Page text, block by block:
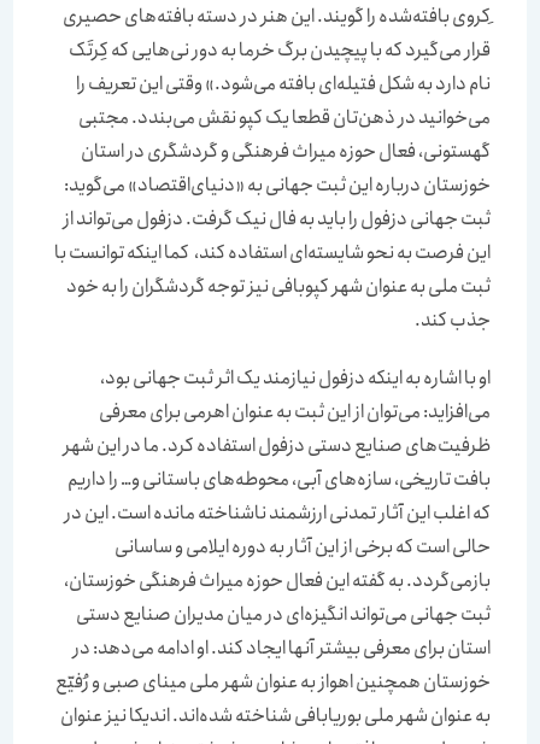
ِکروی بافته‌شده را گویند. این هنر در دسته‌‌ بافته‌های حصیری
قرار می‌گیرد که با پیچیدن برگ خرما به دور نی‌‌هایی که کِرتَک
نام دارد به شکل فتیله‌ای بافته می‌شود.» وقتی این تعریف را
می‌‌‌خوانید در ذهن‌‌‌تان قطعا یک کپو نقش می‌‌‌بندد. مجتبی
گهستونی، فعال حوزه میراث فرهنگی و گردشگری در استان
خوزستان درباره این ثبت جهانی به «دنیای‌اقتصاد» می‌‌‌گوید:
ثبت جهانی دزفول را باید به فال نیک گرفت. دزفول می‌تواند از
این فرصت به نحو شایسته‌‌‌ای استفاده کند، ‌‌‌ کما اینکه توانست با
ثبت ملی به عنوان شهر کپوبافی نیز توجه گردشگران را به خود
جذب کند.
او با اشاره به اینکه دزفول نیازمند یک اثر ثبت جهانی بود، ‌‌‌
می‌‌‌افزاید: می‌توان از این ثبت به عنوان اهرمی برای معرفی
ظرفیت‌‌‌های صنایع دستی دزفول استفاده کرد. ما در این شهر
بافت تاریخی‌‌‌، سازه‌‌‌های آبی، محوطه‌‌‌های باستانی و… را داریم
که اغلب این آثار تمدنی ارزشمند ناشناخته مانده است. این در
حالی است که برخی از این آثار به دوره ایلامی و ساسانی
بازمی‌گردد. به گفته این فعال حوزه میراث فرهنگی خوزستان،
ثبت جهانی می‌تواند انگیزه‌‌‌ای در میان مدیران صنایع دستی
استان برای معرفی بیشتر آنها ایجاد کند. او ادامه می‌دهد: در
خوزستان همچنین اهواز به عنوان شهر ملی مینای صبی و رُفیّع
به عنوان شهر ملی بوریابافی شناخته شده‌‌‌اند. اندیکا نیز عنوان